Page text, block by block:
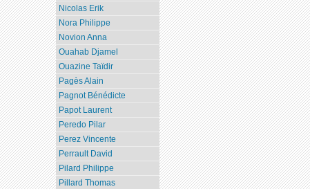
Nicolas Erik
Nora Philippe
Novion Anna
Ouahab Djamel
Ouazine Taïdir
Pagès Alain
Pagnot Bénédicte
Papot Laurent
Peredo Pilar
Perez Vincente
Perrault David
Pilard Philippe
Pillard Thomas